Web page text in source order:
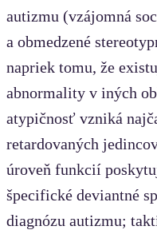
autizmu (vzájomná
a obmedzené
napriek tomu, že
abnormality v iných
atypičnosť vzniká
retardovaných
úroveň funkcií
špecifické deviantné
diagnózu autizmu;